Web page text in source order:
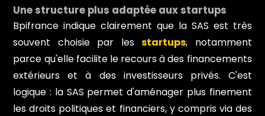
Une structure plus adaptée aux startups
Bpifrance indique clairement que la SAS est très
souvent choisie par lesstartups, notamment
parce qu'elle facilite le recours à des financements
extérieurs et à des investisseurs privés. C'est
logique : la SAS permet d'aménager plus finement
les droits politiques et financiers, y compris via des